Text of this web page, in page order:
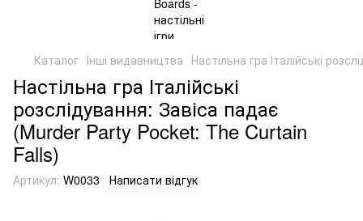
Каталог Інші видавництва Настільна гра Італійські
Настільна гра Італійські
розслідування: Завіса падає
(Murder Party Pocket: The Curtain
Falls)
Артикул: W0033 Написати відгук